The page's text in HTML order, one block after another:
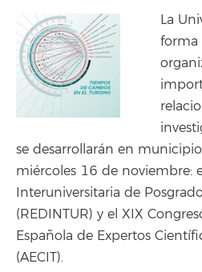
La
forma
se desarrollarán en
miércoles 16 de noviembre:
Interuniversitaria de
(REDINTUR) y el XIX
Española de Expertos
(AECIT).